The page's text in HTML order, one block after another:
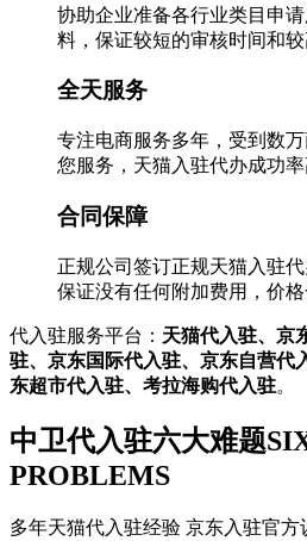
协助企业准备各行业类目申
料，保证较短的审核时间和较
全天服务
专注电商服务多年，受到数
您服务，天猫入驻代办成功
合同保障
正规公司签订正规天猫入驻
保证没有任何附加费用，价格
代入驻服务平台： 天猫代入驻、京
驻、京东国际代入驻、京东自营代
东超市代入驻、考拉海购代入驻。
中卫代入驻六大难题
PROBLEMS
多年天猫代入驻经验 京东入驻官方